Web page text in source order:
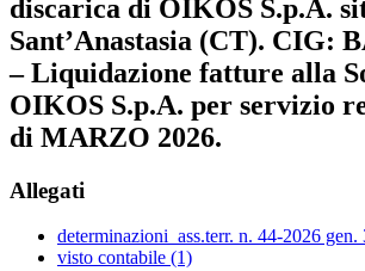
discarica di OIKOS S.p.A.
Sant’Anastasia (CT). CIG:
– Liquidazione fatture alla
OIKOS S.p.A. per servizio
di MARZO 2026.
Allegati
determinazioni_ass.terr. n. 44-2026 gen.
visto contabile (1)